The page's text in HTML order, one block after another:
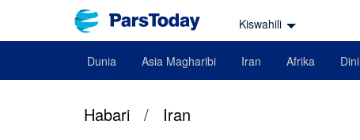
Kiswahili
Dunia Asia Magharibi Iran Afrika Dini
Habari / Iran